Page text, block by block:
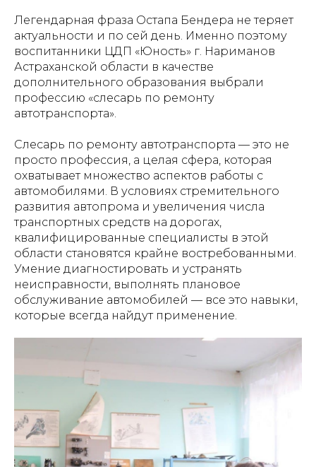
Легендарная фраза Остапа Бендера не теряет
актуальности и по сей день. Именно поэтому
воспитанники ЦДП «Юность» г. Нариманов
Астраханской области в качестве
дополнительного образования выбрали
профессию «слесарь по ремонту
автотранспорта».
Слесарь по ремонту автотранспорта — это не
просто профессия, а целая сфера, которая
охватывает множество аспектов работы с
автомобилями. В условиях стремительного
развития автопрома и увеличения числа
транспортных средств на дорогах,
квалифицированные специалисты в этой
области становятся крайне востребованными.
Умение диагностировать и устранять
неисправности, выполнять плановое
обслуживание автомобилей — все это навыки,
которые всегда найдут применение.